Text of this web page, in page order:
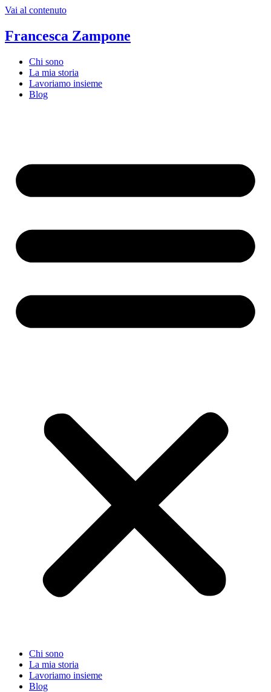
Vai al contenuto
Francesca Zampone
Chi sono
La mia storia
Lavoriamo insieme
Blog
Chi sono
La mia storia
Lavoriamo insieme
Blog